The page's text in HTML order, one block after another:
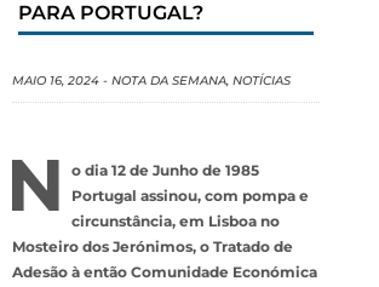
PARA PORTUGAL?
MAIO 16, 2024 - NOTA DA SEMANA, NOTÍCIAS
N
o dia 12 de Junho de 1985
Portugal assinou, com pompa e
circunstância, em Lisboa no
Mosteiro dos Jerónimos, o Tratado de
Adesão à então Comunidade Económica